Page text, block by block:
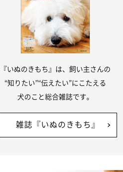
『いぬのきもち』は、飼い主さんの
“知りたい”“伝えたい”にこたえる
犬のこと総合雑誌です。
雑誌『いぬのきもち』